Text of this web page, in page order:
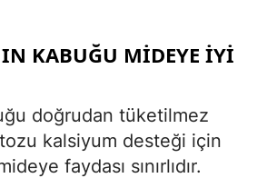
KABUĞU MIDEYE IYI
doğrudan tüketilmez
kalsiyum desteği için
faydası sınırlıdır.